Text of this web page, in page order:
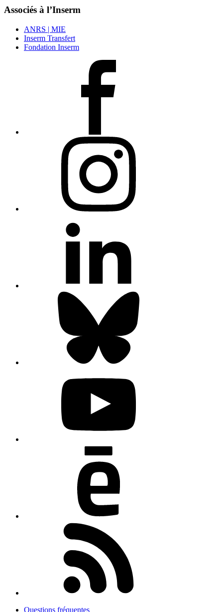
Associés à l’Inserm
ANRS | MIE
Inserm Transfert
Fondation Inserm
Questions fréquentes